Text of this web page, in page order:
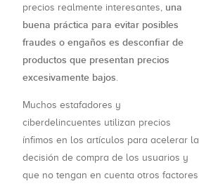
precios realmente interesantes, una
buena práctica para evitar posibles
fraudes o engaños es desconfiar de
productos que presentan precios
excesivamente bajos
Muchos estafadores y
ciberdelincuentes utilizan precios
ínfimos en los artículos para acelerar la
decisión de compra de los usuarios y
que no tengan en cuenta otros factores